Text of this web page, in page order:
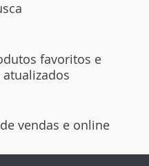
favoritos e
vendas e online